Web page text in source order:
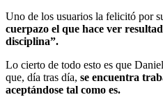
Uno de los usuarios la felicitó por
cuerpazo el que hace ver
disciplina”.
Lo cierto de todo esto es que
que, día tras día, se encuentra
aceptándose tal como es.